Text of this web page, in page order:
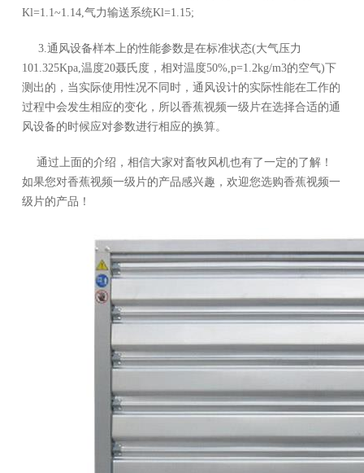
Kl=1.1~1.14,气力输送系统Kl=1.15;
3.通风设备样本上的性能参数是在标准状态(大气压力
101.325Kpa,温度20聂氏度，相对温度50%,p=1.2kg/m3的空气)下
测出的，当实际使用性况不同时，通风设计的实际性能在工作的
过程中会发生相应的变化，所以香蕉视频一级片在选择合适的通
风设备的时候应对参数进行相应的换算。
通过上面的介绍，相信大家对畜牧风机也有了一定的了解！
如果您对香蕉视频一级片的产品感兴趣，欢迎您选购香蕉视频一
级片的产品！